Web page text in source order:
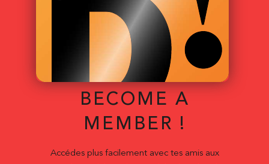
BECOME A
MEMBER !
Accédes plus facilement avec tes amis aux